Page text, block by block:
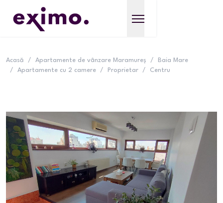
Acasă / Apartamente de vânzare Maramureș /
Baia Mare
/
Apartamente cu 2 camere / Proprietar / Centru